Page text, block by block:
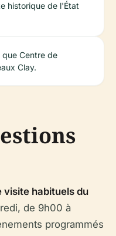
historique de l'État
Centre de
Clay.
visite habituels du
de 9h00 à
programmés